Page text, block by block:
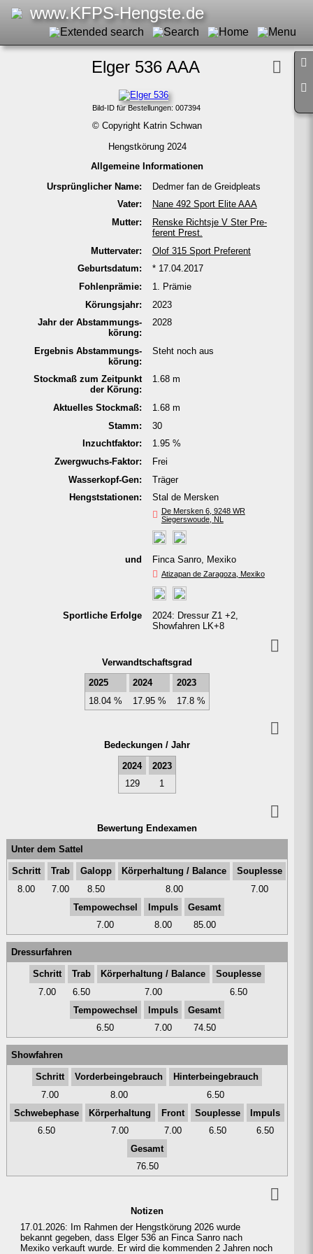
www.KFPS-Hengste.de
Elger 536 AAA
Bild-ID für Bestel­lungen: 007394
© Copyright Katrin Schwan
Hengstkörung 2024
Allge­meine Informa­tionen
Ur­sprüng­licher Name:
Dedmer fan de Greidpleats
Vater:
Nane 492 Sport Elite AAA
Mutter:
Renske Richtsje V Ster Pre­
fe­rent Prest.
Mutter­vater:
Olof 315 Sport Pre­fe­rent
Geburts­datum:
* 17.04.2017
Fohlen­prämie:
1. Prämie
Körungs­jahr:
2023
Jahr der Abstam­mungs­
körung:
2028
Ergeb­nis Abstam­mungs­
körung:
Steht noch aus
Stockmaß zum Zeitpunkt
der Körung:
1.68 m
Aktu­elles Stock­maß:
1.68 m
Stamm:
30
In­zucht­faktor:
1.95 %
Zwerg­wuchs-Faktor:
Frei
Was­ser­kopf-Gen:
Träger
Hengst­statio­nen:
Stal de Mersken
De Mersken 6, 9248 WR
Siegerswoude, NL
und Finca Sanro, Mexiko
Atizapan de Zaragoza, Mexiko
Sport­liche Erfol­ge
2024: Dressur Z1 +2,
Showfahren LK+8
Ver­wandt­schafts­grad
2025
18.04 %
2024
17.95 %
2023
17.8 %
Bedeck­ungen / Jahr
2024
129
2023
1
Bewer­tung End­examen
Unter dem Sattel
Schritt
8.00
Trab
7.00
Galopp
8.50
Kör­perhal­tung / Balance
8.00
Sou­plesse
7.00
Tempo­wechsel
7.00
Impuls
8.00
Gesamt
85.00
Dressur­fahren
Schritt
7.00
Trab
6.50
Kör­perhal­tung / Balance
7.00
Sou­plesse
6.50
Tempo­wechsel
6.50
Impuls
7.00
Gesamt
74.50
Show­fahren
Schritt
7.00
Vorderbein­gebrauch
8.00
Hinter­bein­gebrauch
6.50
Schwe­bephase
6.50
Kör­perhal­tung
7.00
Front
7.00
Sou­plesse
6.50
Impuls
6.50
Gesamt
76.50
Notizen
17.01.2026: Im Rahmen der Hengstkörung 2026 wurde
bekannt gegeben, dass Elger 536 an Finca Sanro nach
Mexiko verkauft wurde. Er wird die kommenden 2 Jahren noch